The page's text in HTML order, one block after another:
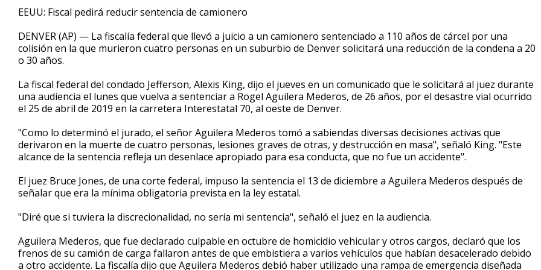
1
minute,
secondsVolume
90%
EEUU: Fiscal pedirá reducir sentencia de camionero
DENVER (AP) — La fiscalía federal que llevó a juicio a un camionero sentenciado a 110 años de cárcel por una
colisión en la que murieron cuatro personas en un suburbio de Denver solicitará una reducción de la condena a 20
o 30 años.
La fiscal federal del condado Jefferson, Alexis King, dijo el jueves en un comunicado que le solicitará al juez durante
una audiencia el lunes que vuelva a sentenciar a Rogel Aguilera Mederos, de 26 años, por el desastre vial ocurrido
el 25 de abril de 2019 en la carretera Interestatal 70, al oeste de Denver.
"Como lo determinó el jurado, el señor Aguilera Mederos tomó a sabiendas diversas decisiones activas que
derivaron en la muerte de cuatro personas, lesiones graves de otras, y destrucción en masa", señaló King. "Este
alcance de la sentencia refleja un desenlace apropiado para esa conducta, que no fue un accidente".
El juez Bruce Jones, de una corte federal, impuso la sentencia el 13 de diciembre a Aguilera Mederos después de
señalar que era la mínima obligatoria prevista en la ley estatal.
"Diré que si tuviera la discrecionalidad, no sería mi sentencia", señaló el juez en la audiencia.
Aguilera Mederos, que fue declarado culpable en octubre de homicidio vehicular y otros cargos, declaró que los
frenos de su camión de carga fallaron antes de que embistiera a varios vehículos que habían desacelerado debido
a otro accidente. La fiscalía dijo que Aguilera Mederos debió haber utilizado una rampa de emergencia diseñada